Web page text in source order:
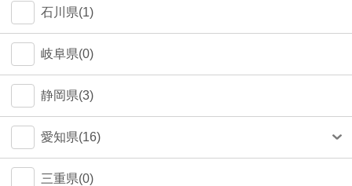
荒川区(0)
北区(0)
石川県(1)
岐阜県(0)
静岡県(3)
愛知県(16)
名古屋市(14)
三重県(0)